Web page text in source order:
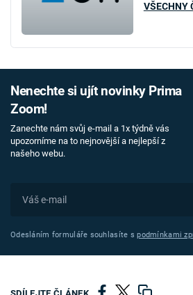
VŠECHNY
Nenechte si ujít novinky Prima
Zoom!
Zanechte nám svůj e-mail a 1x týdně vás
upozorníme na to nejnovější a nejlepší z
našeho webu.
Odesláním formuláře souhlasíte spodmínkami